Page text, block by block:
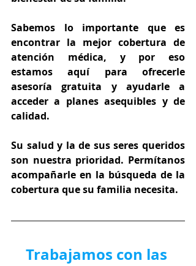
Sabemos lo importante que es
encontrar la mejor cobertura de
atención médica, y por eso
estamos aquí para ofrecerle
asesoría gratuita y ayudarle a
acceder a planes asequibles y de
calidad.
Su salud y la de sus seres queridos
son nuestra prioridad. Permítanos
acompañarle en la búsqueda de la
cobertura que su familia necesita.
Trabajamos con las